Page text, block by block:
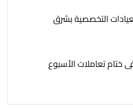
التخصصية بشرق